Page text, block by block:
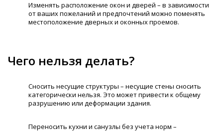
Изменять расположение окон и дверей – в зависимости
от ваших пожеланий и предпочтений можно поменять
местоположение дверных и оконных проемов.
Чего нельзя делать?
Сносить несущие структуры ­– несущие стены сносить
категорически нельзя. Это может привести к общему
разрушению или деформации здания.
Переносить кухни и санузлы без учета норм –